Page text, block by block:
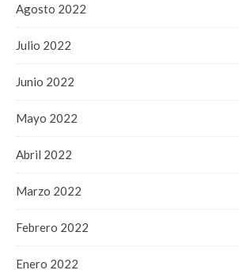
Agosto 2022
Julio 2022
Junio 2022
Mayo 2022
Abril 2022
Marzo 2022
Febrero 2022
Enero 2022